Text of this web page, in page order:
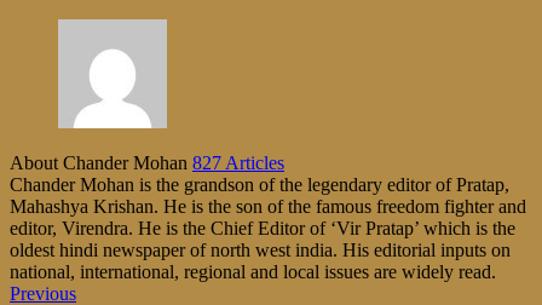
About Chander Mohan 827 Articles
Chander Mohan is the grandson of the legendary editor of Pratap,
Mahashya Krishan. He is the son of the famous freedom fighter and
editor, Virendra. He is the Chief Editor of ‘Vir Pratap’ which is the
oldest hindi newspaper of north west india. His editorial inputs on
national, international, regional and local issues are widely read.
Previous